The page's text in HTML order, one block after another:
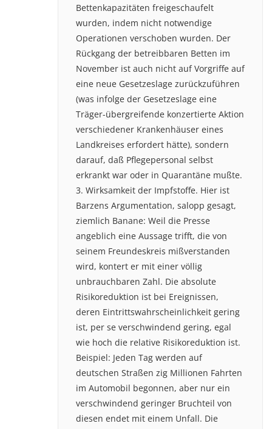
Bettenkapazitäten freigeschaufelt
wurden, indem nicht notwendige
Operationen verschoben wurden. Der
Rückgang der betreibbaren Betten im
November ist auch nicht auf Vorgriffe auf
eine neue Gesetzeslage zurückzuführen
(was infolge der Gesetzeslage eine
Träger-übergreifende konzertierte Aktion
verschiedener Krankenhäuser eines
Landkreises erfordert hätte), sondern
darauf, daß Pflegepersonal selbst
erkrankt war oder in Quarantäne mußte.
3. Wirksamkeit der Impfstoffe. Hier ist
Barzens Argumentation, salopp gesagt,
ziemlich Banane: Weil die Presse
angeblich eine Aussage trifft, die von
seinem Freundeskreis mißverstanden
wird, kontert er mit einer völlig
unbrauchbaren Zahl. Die absolute
Risikoreduktion ist bei Ereignissen,
deren Eintrittswahrscheinlichkeit gering
ist, per se verschwindend gering, egal
wie hoch die relative Risikoreduktion ist.
Beispiel: Jeden Tag werden auf
deutschen Straßen zig Millionen Fahrten
im Automobil begonnen, aber nur ein
verschwindend geringer Bruchteil von
diesen endet mit einem Unfall. Die